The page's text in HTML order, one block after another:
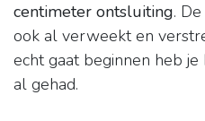
centimeter ontsluiting.
ook al verweekt en
echt gaat beginnen heb
al gehad.